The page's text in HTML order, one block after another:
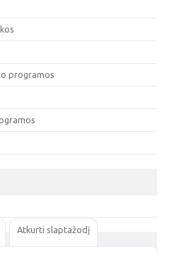
programos
Atkurti slaptažodį